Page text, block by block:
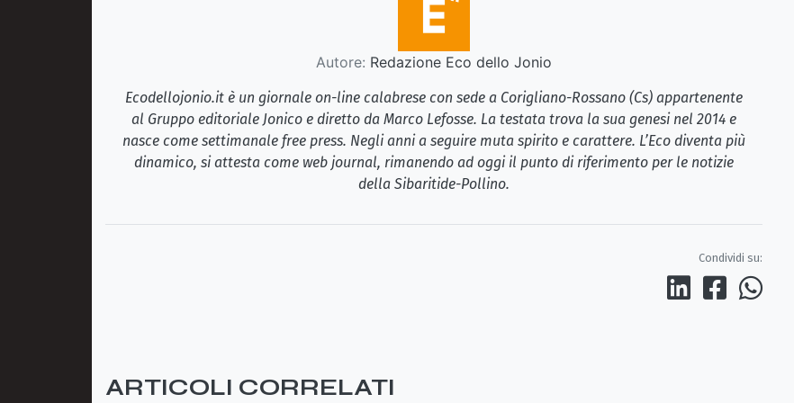
Autore: Redazione Eco dello Jonio
Ecodellojonio.it è un giornale on-line calabrese con sede a Corigliano-Rossano (Cs) appartenente
al Gruppo editoriale Jonico e diretto da Marco Lefosse. La testata trova la sua genesi nel 2014 e
nasce come settimanale free press. Negli anni a seguire muta spirito e carattere. L’Eco diventa più
dinamico, si attesta come web journal, rimanendo ad oggi il punto di riferimento per le notizie
della Sibaritide-Pollino.
Condividi su:
ARTICOLI CORRELATI